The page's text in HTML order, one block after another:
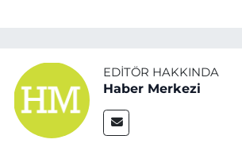
EDITÖR HAKKINDA
Haber Merkezi